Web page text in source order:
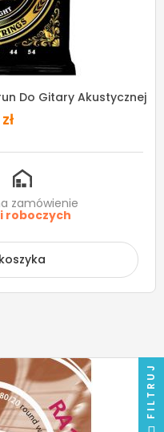
Do Gitary Akustycznej
zamówienie
roboczych
FILTRUJ